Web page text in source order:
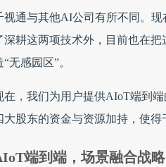
视通与其他AI公司有所不同。
深耕这两项技术外，目前也在
“无感园区”。
在，我们为用户提供AIoT端到
大股东的资金与资源加持，使
端到端，场景融合战略